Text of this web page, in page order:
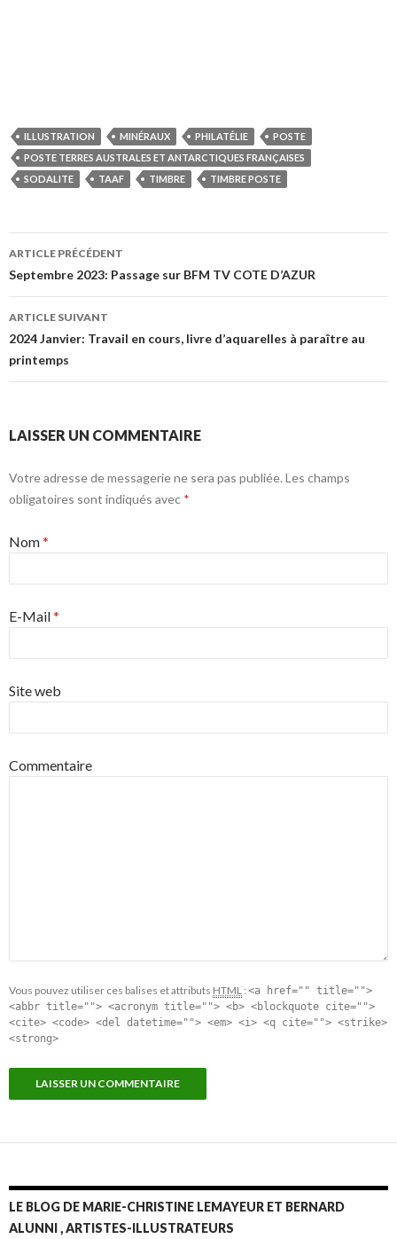
ILLUSTRATION MINÉRAUX PHILATÉLIE
POSTE
POSTE TERRES AUSTRALES ET ANTARCTIQUES FRANÇAISES
SODALITE
TAAF TIMBRE TIMBRE POSTE
Navigation de l’article
ARTICLE PRÉCÉDENT
Septembre 2023: Passage sur BFM TV COTE D’AZUR
ARTICLE SUIVANT
2024 Janvier: Travail en cours, livre d’aquarelles à paraître au
printemps
LAISSER UN COMMENTAIRE
Votre adresse de messagerie ne sera pas publiée. Les champs
obligatoires sont indiqués avec *
Nom*
E-Mail*
Site web
Commentaire
Vous pouvez utiliser ces balises et attributs HTML : <a href="" title="">
<abbr title=""> <acronym title=""> <b> <blockquote cite="">
<cite> <code> <del datetime=""> <em> <i> <q cite=""> <strike>
<strong>
LE BLOG DE MARIE-CHRISTINE LEMAYEUR ET BERNARD
ALUNNI , ARTISTES-ILLUSTRATEURS